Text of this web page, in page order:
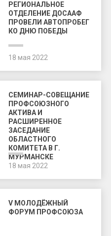
РЕГИОНАЛЬНОЕ
ОТДЕЛЕНИЕ ДОСААФ
ПРОВЕЛИ АВТОПРОБЕГ
КО ДНЮ ПОБЕДЫ
18 мая 2022
СЕМИНАР-СОВЕЩАНИЕ
ПРОФСОЮЗНОГО
АКТИВА И
РАСШИРЕННОЕ
ЗАСЕДАНИЕ
ОБЛАСТНОГО
КОМИТЕТА В Г.
МУРМАНСКЕ
18 мая 2022
V МОЛОДЁЖНЫЙ
ФОРУМ ПРОФСОЮЗА